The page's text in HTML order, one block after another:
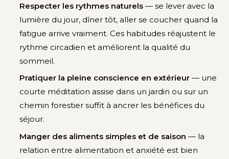
Respecter les rythmes naturels — se lever avec la
lumière du jour, dîner tôt, aller se coucher quand la
fatigue arrive vraiment. Ces habitudes réajustent le
rythme circadien et améliorent la qualité du
sommeil.
Pratiquer la pleine conscience en extérieur — une
courte méditation assise dans un jardin ou sur un
chemin forestier suffit à ancrer les bénéfices du
séjour.
Manger des aliments simples et de saison — la
relation entre alimentation et anxiété est bien